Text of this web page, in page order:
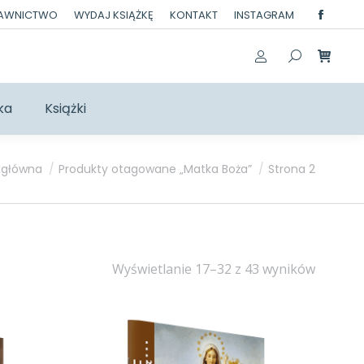
WYDAJ KSIĄŻKĘ KONTAKT INSTAGRAM
page
opens
in
Książki
Produkty otagowane „Matka Boża” Strona 2
Wyświetlanie 17–32 z 43 wyników